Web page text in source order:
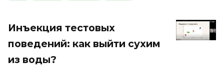
Инъекция тестовых
поведений: как выйти сухим
из воды?